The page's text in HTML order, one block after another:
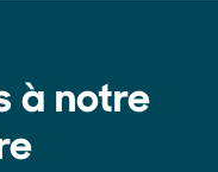
à notre